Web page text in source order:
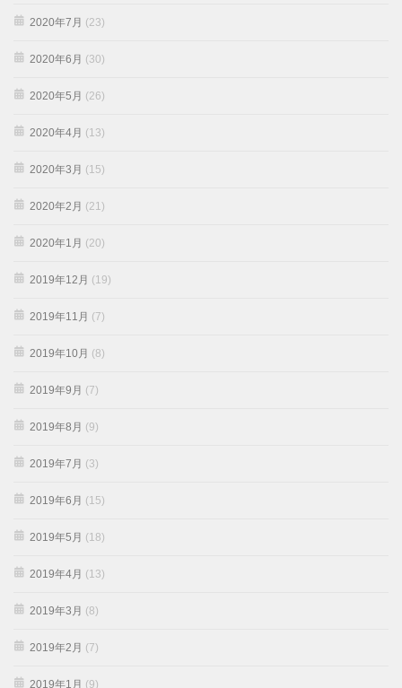
2020年7月 (23)
2020年6月 (30)
2020年5月 (26)
2020年4月 (13)
2020年3月 (15)
2020年2月 (21)
2020年1月 (20)
2019年12月 (19)
2019年11月 (7)
2019年10月 (8)
2019年9月 (7)
2019年8月 (9)
2019年7月 (3)
2019年6月 (15)
2019年5月 (18)
2019年4月 (13)
2019年3月 (8)
2019年2月 (7)
2019年1月 (9)